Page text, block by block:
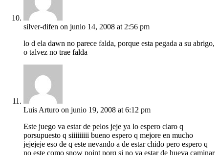
silver-difen on junio 14, 2008 at 2:56 pm
lo d ela dawn no parece falda, porque esta pegada a su abrigo,
o talvez no trae falda
Luis Arturo on junio 19, 2008 at 6:12 pm
Este juego va estar de pelos jeje ya lo espero claro q
porsupuesto q siiiiiiiii bueno espero q mejore en mucho
jejejeje eso de q este nevando a de estar chido pero espero q
no este como snow point porq si no va estar de hueva caminar